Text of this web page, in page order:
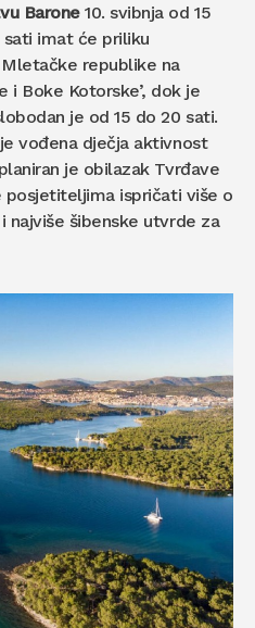
Barone10. svibnja od 15
sati imat će priliku
republike na
i Boke Kotorske’, dok je
je od 15 do 20 sati.
vođena dječja aktivnost
je obilazak Tvrđave
posjetiteljima ispričati više o
najviše šibenske utvrde za